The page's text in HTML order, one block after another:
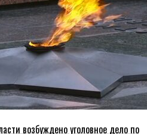
возбуждено уголовное дело по